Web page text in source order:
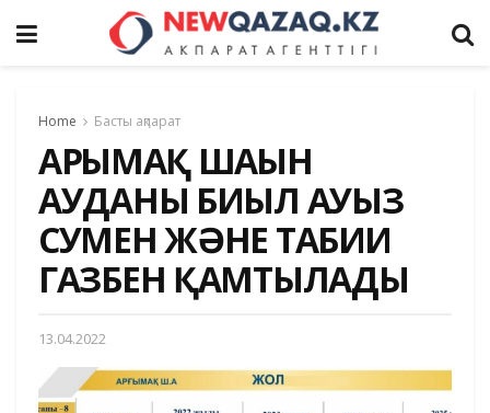
Home Басты ақпарат
АРҒЫМАҚ ШАҒЫН
АУДАНЫ БИЫЛ АУЫЗ
СУМЕН ЖӘНЕ ТАБИҒИ
ГАЗБЕН ҚАМТЫЛАДЫ
13.04.2022